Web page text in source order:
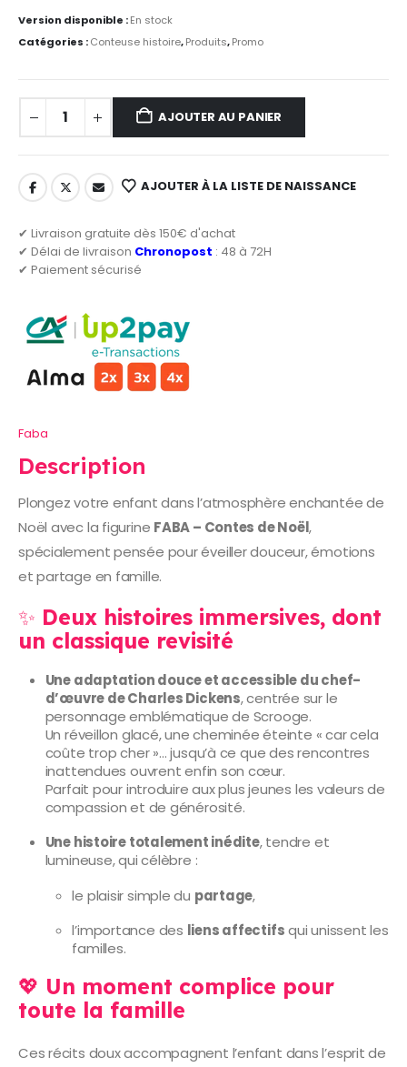
Version disponible :En stock
Catégories :Conteuse histoire,Produits,Promo
AJOUTER AU PANIER
AJOUTER À LA LISTE DE NAISSANCE
✔ Livraison gratuite dès 150€ d'achat
✔ Délai de livraison Chronopost : 48 à 72H
✔ Paiement sécurisé
Faba
Description
Plongez votre enfant dans l’atmosphère enchantée de
Noël avec la figurine FABA – Contes de Noël,
spécialement pensée pour éveiller douceur, émotions
et partage en famille.
✨ Deux histoires immersives, dont
un classique revisité
Une adaptation douce et accessible du chef-
d’œuvre de Charles Dickens, centrée sur le
personnage emblématique de Scrooge.
Un réveillon glacé, une cheminée éteinte « car cela
coûte trop cher »… jusqu’à ce que des rencontres
inattendues ouvrent enfin son cœur.
Parfait pour introduire aux plus jeunes les valeurs de
compassion et de générosité.
Une histoire totalement inédite, tendre et
lumineuse, qui célèbre :
le plaisir simple du partage,
l’importance des liens affectifsqui unissent les
familles.
💖 Un moment complice pour
toute la famille
Ces récits doux accompagnent l’enfant dans l’esprit de